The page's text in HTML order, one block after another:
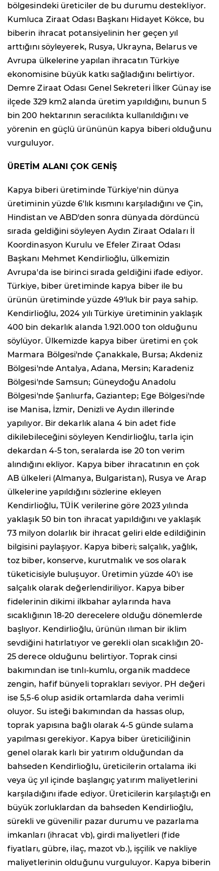
bölgesindeki üreticiler de bu durumu destekliyor.
Kumluca Ziraat Odası Başkanı Hidayet Kökce, bu
biberin ihracat potansiyelinin her geçen yıl
arttığını söyleyerek, Rusya, Ukrayna, Belarus ve
Avrupa ülkelerine yapılan ihracatın Türkiye
ekonomisine büyük katkı sağladığını belirtiyor.
Demre Ziraat Odası Genel Sekreteri İlker Günay ise
ilçede 329 km2 alanda üretim yapıldığını, bunun 5
bin 200 hektarının seracılıkta kullanıldığını ve
yörenin en güçlü ürününün kapya biberi olduğunu
vurguluyor.
ÜRETİM ALANI ÇOK GENİŞ
Kapya biberi üretiminde Türkiye'nin dünya
üretiminin yüzde 6'lık kısmını karşıladığını ve Çin,
Hindistan ve ABD'den sonra dünyada dördüncü
sırada geldiğini söyleyen Aydın Ziraat Odaları İl
Koordinasyon Kurulu ve Efeler Ziraat Odası
Başkanı Mehmet Kendirlioğlu, ülkemizin
Avrupa'da ise birinci sırada geldiğini ifade ediyor.
Türkiye, biber üretiminde kapya biber ile bu
ürünün üretiminde yüzde 49'luk bir paya sahip.
Kendirlioğlu, 2024 yılı Türkiye üretiminin yaklaşık
400 bin dekarlık alanda 1.921.000 ton olduğunu
söylüyor. Ülkemizde kapya biber üretimi en çok
Marmara Bölgesi'nde Çanakkale, Bursa; Akdeniz
Bölgesi'nde Antalya, Adana, Mersin; Karadeniz
Bölgesi'nde Samsun; Güneydoğu Anadolu
Bölgesi'nde Şanlıurfa, Gaziantep; Ege Bölgesi'nde
ise Manisa, İzmir, Denizli ve Aydın illerinde
yapılıyor. Bir dekarlık alana 4 bin adet fide
dikilebileceğini söyleyen Kendirlioğlu, tarla için
dekardan 4-5 ton, seralarda ise 20 ton verim
alındığını ekliyor. Kapya biber ihracatının en çok
AB ülkeleri (Almanya, Bulgaristan), Rusya ve Arap
ülkelerine yapıldığını sözlerine ekleyen
Kendirlioğlu, TÜİK verilerine göre 2023 yılında
yaklaşık 50 bin ton ihracat yapıldığını ve yaklaşık
73 milyon dolarlık bir ihracat geliri elde edildiğinin
bilgisini paylaşıyor. Kapya biberi; salçalık, yağlık,
toz biber, konserve, kurutmalık ve sos olarak
tüketicisiyle buluşuyor. Üretimin yüzde 40'ı ise
salçalık olarak değerlendiriliyor. Kapya biber
fidelerinin dikimi ilkbahar aylarında hava
sıcaklığının 18-20 derecelere olduğu dönemlerde
başlıyor. Kendirlioğlu, ürünün ılıman bir iklim
sevdiğini hatırlatıyor ve gerekli olan sıcaklığın 20-
25 derece olduğunu belirtiyor. Toprak cinsi
bakımından ise tınlı-kumlu, organik maddece
zengin, hafif bünyeli toprakları seviyor. PH değeri
ise 5,5-6 olup asidik ortamlarda daha verimli
oluyor. Su isteği bakımından da hassas olup,
toprak yapısına bağlı olarak 4-5 günde sulama
yapılması gerekiyor. Kapya biber üreticiliğinin
genel olarak karlı bir yatırım olduğundan da
bahseden Kendirlioğlu, üreticilerin ortalama iki
veya üç yıl içinde başlangıç yatırım maliyetlerini
karşıladığını ifade ediyor. Üreticilerin karşılaştığı en
büyük zorluklardan da bahseden Kendirlioğlu,
sürekli ve güvenilir pazar durumu ve pazarlama
imkanları (ihracat vb), girdi maliyetleri (fide
fiyatları, gübre, ilaç, mazot vb.), işçilik ve nakliye
maliyetlerinin olduğunu vurguluyor. Kapya biberin